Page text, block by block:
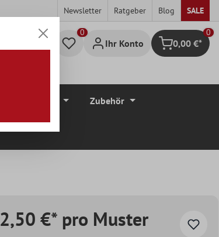
Newsletter Ratgeber Blog SALE
Ihr Konto Warenkorb
0
0,00 €*
Zubehör
2,50 €* pro Muster